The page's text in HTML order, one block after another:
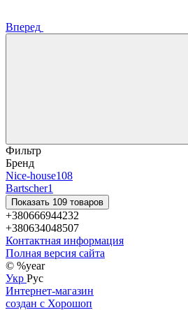
Вперед
Фильтр
Бренд
Nice-house108
Bartscher1
Показать 109 товаров
+380666944232
+380634048507
Контактная информация
Полная версия сайта
© %year
Укр Рус
Интернет-магазин
создан с Хорошоп